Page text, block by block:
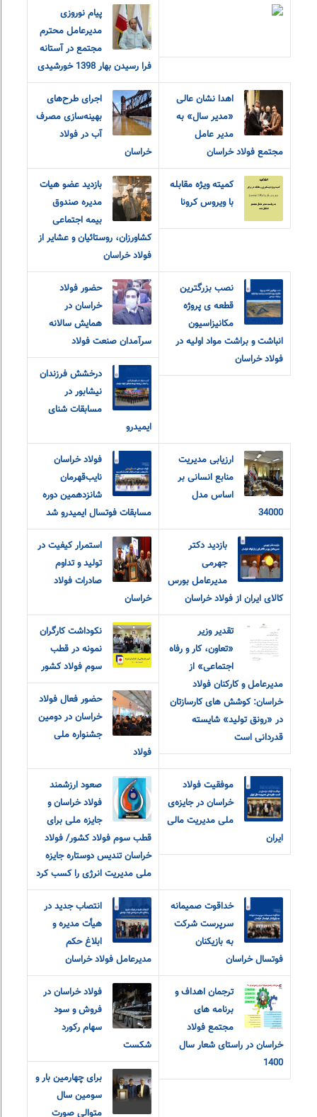
پیام نوروزی
مدیرعامل محترم
مجتمع در آستانه
فرا رسیدن بهار 1398 خورشیدی
اهدا نشان عالی
«مدیر سال» به
مدیر عامل
مجتمع فولاد خراسان
اجرای طرح‌های
بهینه‌سازی مصرف
آب در فولاد
خراسان
کمیته ویژه مقابله
با ویروس کرونا
بازدید عضو هیات
مدیره صندوق
بیمه اجتماعی
کشاورزان، روستائیان و عشایر از
فولاد خراسان
نصب بزرگترین
قطعه ی پروژه
مکانیزاسیون
انباشت و براشت مواد اولیه در
فولاد خراسان
حضور فولاد
خراسان در
همایش سالانه
سرآمدان صنعت فولاد
درخشش فرزندان
نیشابور در
مسابقات شنای
ایمیدرو
ارزیابی مدیریت
منابع انسانی بر
اساس مدل
34000
فولاد خراسان
نایب‌قهرمان
شانزدهمین دوره
مسابقات فوتسال ایمیدرو شد
بازدید دکتر
جهرمی
مدیرعامل بورس
کالای ایران از فولاد خراسان
استمرار کیفیت در
تولید و تداوم
صادرات فولاد
خراسان
تقدیر وزیر
«تعاون، کار و رفاه
اجتماعی» از
مدیرعامل و کارکنان فولاد
خراسان: کوشش های کارسازتان
در «رونق تولید» شایسته
قدردانی است
نکوداشت کارگران
نمونه در قطب
سوم فولاد کشور
حضور فعال فولاد
خراسان در دومین
جشنواره ملی
فولاد
موفقیت فولاد
خراسان در جایزه‌ی
ملی مدیریت مالی
ایران
صعود ارزشمند
فولاد خراسان و
جایزه ملی برای
قطب سوم فولاد کشور/ فولاد
خراسان تندیس دوستاره جایزه
ملی مدیریت انرژی را کسب کرد
خداقوت صمیمانه
سرپرست شرکت
به بازیکنان
فوتسال خراسان
انتصاب جدید در
هیأت مدیره و
ابلاغ حکم
مدیرعامل فولاد خراسان
ترجمان اهداف و
برنامه های
مجتمع فولاد
خراسان در راستای شعار سال
1400
فولاد خراسان در
فروش و سود
سهام رکورد
شکست
برای چهارمین بار و
سومین سال
متوالی صورت